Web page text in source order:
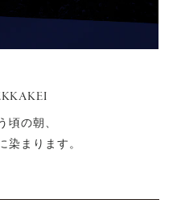
頃の朝、
染まります。